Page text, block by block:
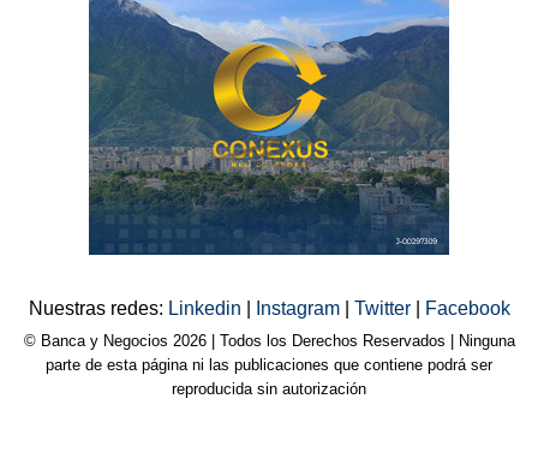
Nuestras redes: Linkedin Instagram Twitter Facebook
© Banca y Negocios 2026 | Todos los Derechos Reservados | Ninguna
parte de esta página ni las publicaciones que contiene podrá ser
reproducida sin autorización